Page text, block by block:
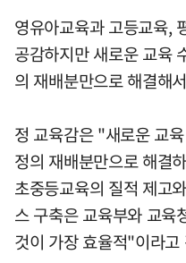
영유아교육과 고등교육,
공감하지만 새로운 교육
의 재배분만으로 해결해
정 교육감은 "새로운 교
정의 재배분만으로 해결
초중등교육의 질적 제고
스 구축은 교육부와 교육
것이 가장 효율적"이라고